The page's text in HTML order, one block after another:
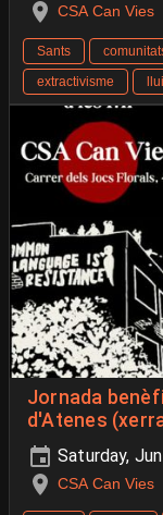
CSA Can Vies
Sants
extractivisme
Jornada
d'Atenes
Saturday,
CSA Can Vies